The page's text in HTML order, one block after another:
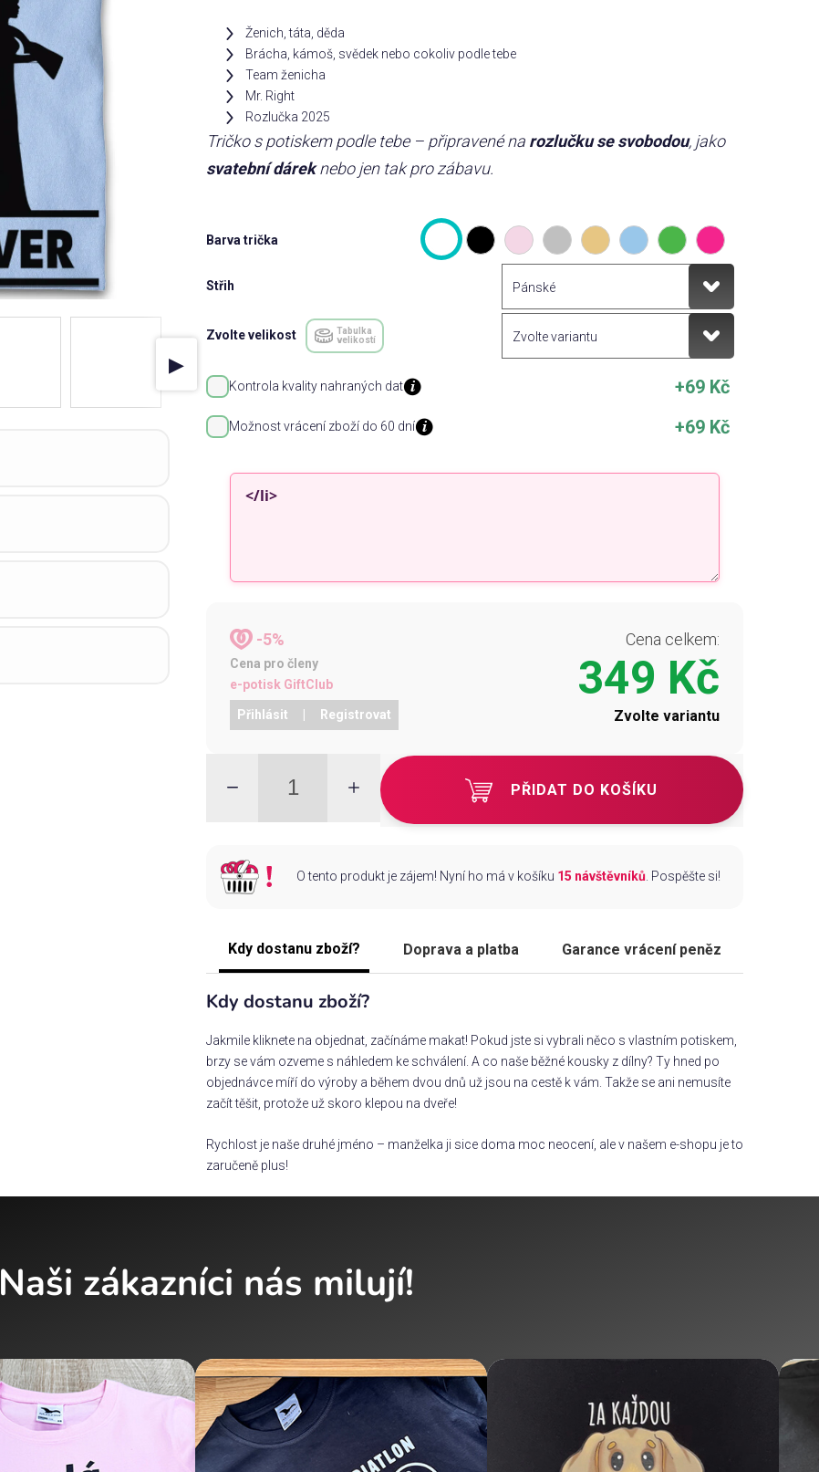
Ženich, táta, děda
Brácha, kámoš, svědek nebo cokoliv podle tebe
Team ženicha
Mr. Right
Rozlučka 2025
Tričko s potiskem podle tebe – připravené na rozlučku se svobodou, jako
svatební dáreknebo jen tak pro zábavu.
Barva trička
Střih
Zvolte velikost
Tabulka
velikostí
Kontrola kvality nahraných dat +69 Kč
Možnost vrácení zboží do 60 dní +69 Kč
-5%
Cena pro členy
e-potisk GiftClub
Přihlásit Registrovat
Cena celkem:
349 Kč
Zvolte variantu
PŘIDAT DO KOŠÍKU
O tento produkt je zájem! Nyní ho má v košíku 15 návštěvníků. Pospěšte si!
Kdy dostanu zboží? Doprava a platba Garance vrácení peněz
Kdy dostanu zboží?
Jakmile kliknete na objednat, začínáme makat! Pokud jste si vybrali něco s vlastním potiskem,
brzy se vám ozveme s náhledem ke schválení. A co naše běžné kousky z dílny? Ty hned po
objednávce míří do výroby a během dvou dnů už jsou na cestě k vám. Takže se ani nemusíte
začít těšit, protože už skoro klepou na dveře!
Rychlost je naše druhé jméno – manželka ji sice doma moc neocení, ale v našem e-shopu je to
zaručeně plus!
▶
Naši zákazníci nás milují!